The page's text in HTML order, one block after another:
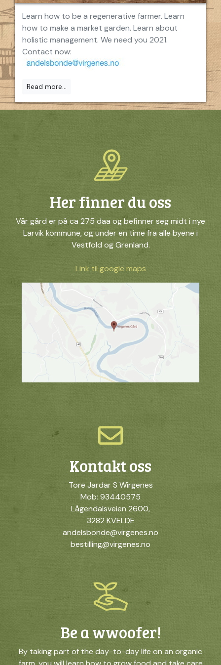
Learn how to be a regenerative farmer. Learn
how to make a market garden. Learn about
holistic management. We need you 2021.
Contact now:
Read more...
Her finner du oss
Vår gård er på ca 275 daa og befinner seg midt i nye
Larvik kommune, og under en time fra alle byene i
Vestfold og Grenland.
Link til google maps
Kontakt oss
Tore Jardar S Wirgenes
Mob: 93440575
Lågendalsveien 2600,
3282 KVELDE
andelsbonde@virgenes.no
bestilling@virgenes.no
Be a wwoofer!
By taking part of the day-to-day life on an organic